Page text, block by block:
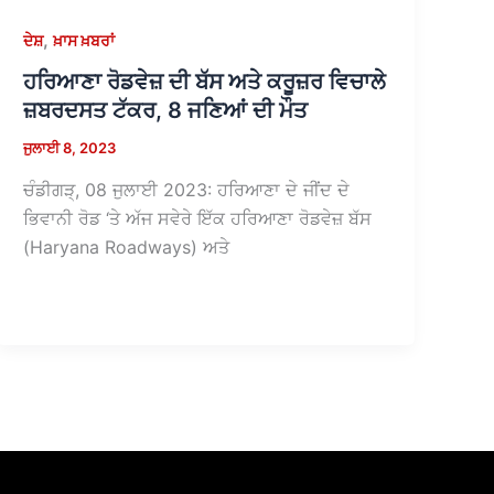
ਦੇਸ਼,ਖ਼ਾਸ ਖ਼ਬਰਾਂ
ਹਰਿਆਣਾ ਰੋਡਵੇਜ਼ ਦੀ ਬੱਸ ਅਤੇ ਕਰੂਜ਼ਰ ਵਿਚਾਲੇ
ਜ਼ਬਰਦਸਤ ਟੱਕਰ, 8 ਜਣਿਆਂ ਦੀ ਮੌਤ
ਜੁਲਾਈ 8, 2023
ਚੰਡੀਗੜ੍, 08 ਜੁਲਾਈ 2023: ਹਰਿਆਣਾ ਦੇ ਜੀਂਦ ਦੇ
ਭਿਵਾਨੀ ਰੋਡ ‘ਤੇ ਅੱਜ ਸਵੇਰੇ ਇੱਕ ਹਰਿਆਣਾ ਰੋਡਵੇਜ਼ ਬੱਸ
(Haryana Roadways) ਅਤੇ